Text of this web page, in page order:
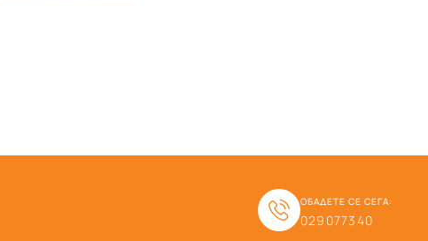
ОБАДЕТЕ СЕ СЕГА:
029077340